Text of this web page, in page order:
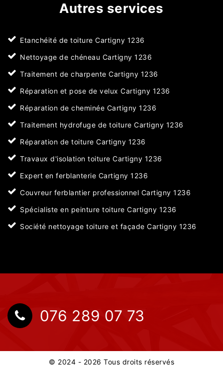
Autres services
Etanchéité de toiture Cartigny 1236
Nettoyage de chéneau Cartigny 1236
Traitement de charpente Cartigny 1236
Réparation et pose de velux Cartigny 1236
Réparation de cheminée Cartigny 1236
Traitement hydrofuge de toiture Cartigny 1236
Réparation de toiture Cartigny 1236
Travaux d'isolation toiture Cartigny 1236
Expert en ferblanterie Cartigny 1236
Couvreur ferblantier professionnel Cartigny 1236
Spécialiste en peinture toiture Cartigny 1236
Société nettoyage toiture et façade Cartigny 1236
076 289 07 73
© 2024 - 2026 Tous droits réservés